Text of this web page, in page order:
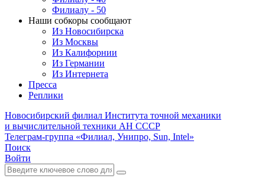
Филиалу - 50
Наши собкоры сообщают
Из Новосибирска
Из Москвы
Из Калифорнии
Из Германии
Из Интернета
Пресса
Реплики
Новосибирский филиал Института точной механики
и вычислительной техники АН СССР
Телеграм-группа «Филиал, Унипро, Sun, Intel»
Поиск
Войти